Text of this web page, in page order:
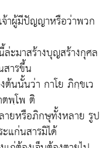
าผู้มีปัญญาหรือว่าพวก
ล่ะมาสร้างบุญสร้างกุศล
สารขึ้น
ต้นนั้นว่า กาโย ภิกฺขเว
ตพฺโพ ติ
ยหรือภิกษุทั้งหลาย รูป
แก่นสารมิได้